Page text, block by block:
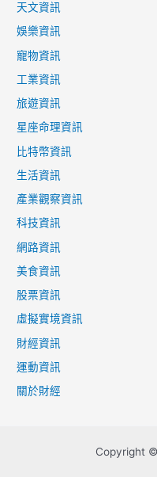
天文資訊
娛樂資訊
寵物資訊
工業資訊
旅遊資訊
星座命理資訊
比特幣資訊
生活資訊
產業觀察資訊
科技資訊
網路資訊
美食資訊
股票資訊
虛擬實境資訊
財經資訊
運動資訊
關於財經
Copyright